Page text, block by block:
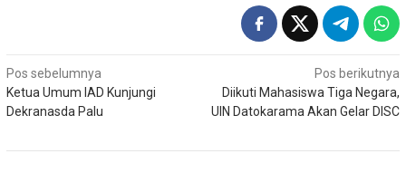
Navigasi
pos
Pos sebelumnya
Ketua Umum IAD Kunjungi
Dekranasda Palu
Pos berikutnya
Diikuti Mahasiswa Tiga Negara,
UIN Datokarama Akan Gelar DISC